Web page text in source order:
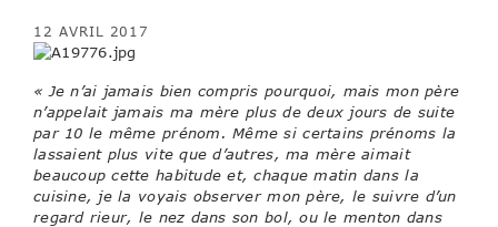
12 AVRIL 2017
« Je n’ai jamais bien compris pourquoi, mais mon père
n’appelait jamais ma mère plus de deux jours de suite
par 10 le même prénom. Même si certains prénoms la
lassaient plus vite que d’autres, ma mère aimait
beaucoup cette habitude et, chaque matin dans la
cuisine, je la voyais observer mon père, le suivre d’un
regard rieur, le nez dans son bol, ou le menton dans